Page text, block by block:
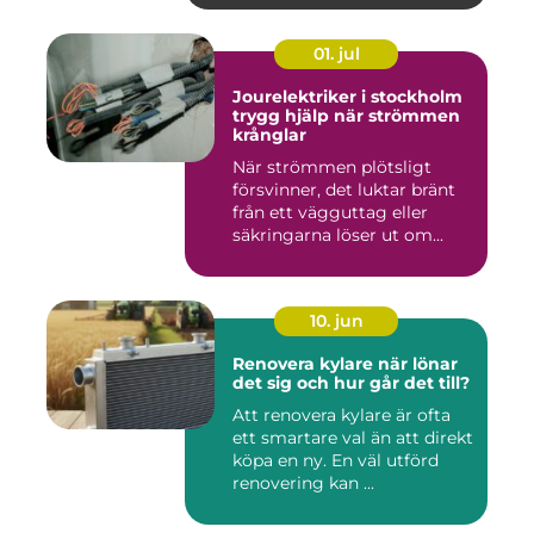
01. jul
Jourelektriker i stockholm
trygg hjälp när strömmen
krånglar
När strömmen plötsligt
försvinner, det luktar bränt
från ett vägguttag eller
säkringarna löser ut om...
10. jun
Renovera kylare när lönar
det sig och hur går det till?
Att renovera kylare är ofta
ett smartare val än att direkt
köpa en ny. En väl utförd
renovering kan ...